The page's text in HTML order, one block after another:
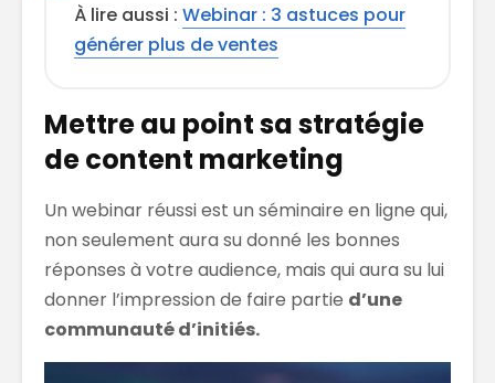
À lire aussi : Webinar : 3 astuces pour
générer plus de ventes
Mettre au point sa stratégie
de content marketing
Un webinar réussi est un séminaire en ligne qui,
non seulement aura su donné les bonnes
réponses à votre audience, mais qui aura su lui
donner l’impression de faire partie d’une
communauté d’initiés.